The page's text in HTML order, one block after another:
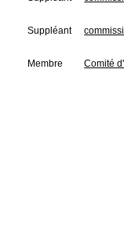
Suppléant
Membre Comité